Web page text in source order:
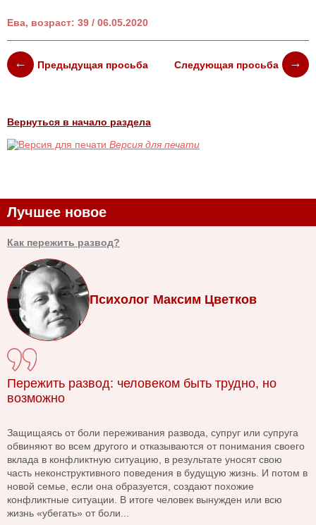
Ева, возраст: 39 / 06.05.2020
Предыдущая просьба Следующая просьба
Вернуться в начало раздела
Версия для печати
Лучшее новое
Как пережить развод?
Психолог Максим Цветков
Пережить развод: человеком быть трудно, но
возможно
Защищаясь от боли переживания развода, супруг или супруга
обвиняют во всем другого и отказываются от понимания своего
вклада в конфликтную ситуацию, в результате уносят свою
часть неконструктивного поведения в будущую жизнь. И потом в
новой семье, если она образуется, создают похожие
конфликтные ситуации. В итоге человек вынужден или всю
жизнь «убегать» от боли...